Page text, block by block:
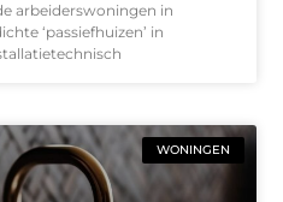
arbeiderswoningen in
‘passiefhuizen’ in
WONINGEN